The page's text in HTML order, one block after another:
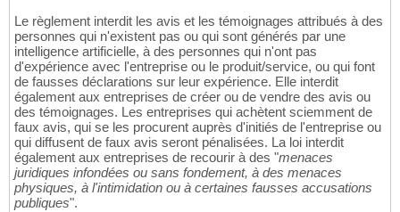
Le règlement interdit les avis et les témoignages attribués à des
personnes qui n'existent pas ou qui sont générés par une
intelligence artificielle, à des personnes qui n'ont pas
d'expérience avec l'entreprise ou le produit/service, ou qui font
de fausses déclarations sur leur expérience. Elle interdit
également aux entreprises de créer ou de vendre des avis ou
des témoignages. Les entreprises qui achètent sciemment de
faux avis, qui se les procurent auprès d'initiés de l'entreprise ou
qui diffusent de faux avis seront pénalisées. La loi interdit
également aux entreprises de recourir à des "menaces
juridiques infondées ou sans fondement, à des menaces
physiques, à l'intimidation ou à certaines fausses accusations
publiques".